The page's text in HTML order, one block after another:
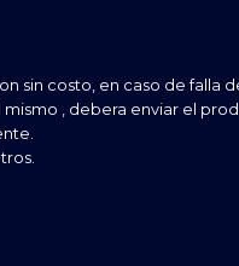
sin costo, en caso de
, debera enviar el